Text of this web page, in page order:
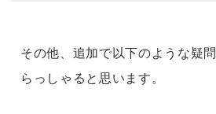
その他、追加で以下のような疑
らっしゃると思います。